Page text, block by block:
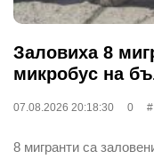
Заловиха 8
микробус на
07.08.2026 20:18:30 0
8 мигранти са